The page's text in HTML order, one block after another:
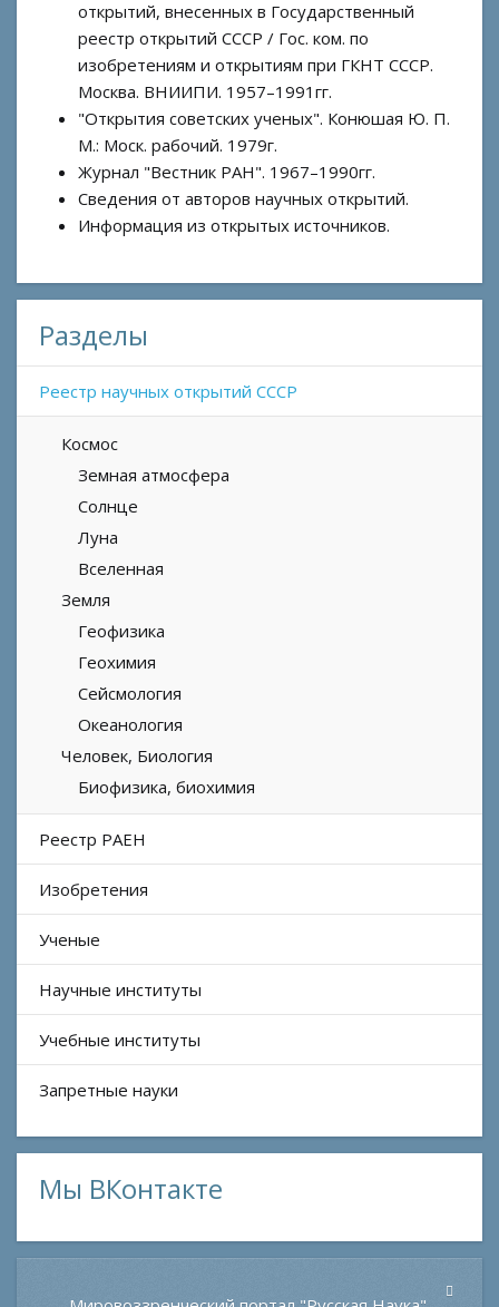
открытий, внесенных в Государственный
реестр открытий СССР / Гос. ком. по
изобретениям и открытиям при ГКНТ СССР.
Москва. ВНИИПИ. 1957–1991гг.
"Открытия советских ученых". Конюшая Ю. П.
М.: Моск. рабочий. 1979г.
Журнал "Вестник РАН". 1967–1990гг.
Сведения от авторов научных открытий.
Информация из открытых источников.
Разделы
Реестр научных открытий СССР
Космос
Земная атмосфера
Солнце
Луна
Вселенная
Земля
Геофизика
Геохимия
Сейсмология
Океанология
Человек, Биология
Биофизика, биохимия
Реестр РАЕН
Изобретения
Ученые
Научные институты
Учебные институты
Запретные науки
Мы ВКонтакте